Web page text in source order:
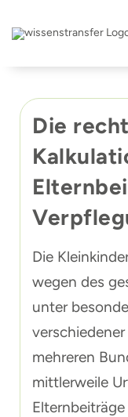
Inhalt
springen
Die
Die
wegen des
unter
mehreren
mittlerweile